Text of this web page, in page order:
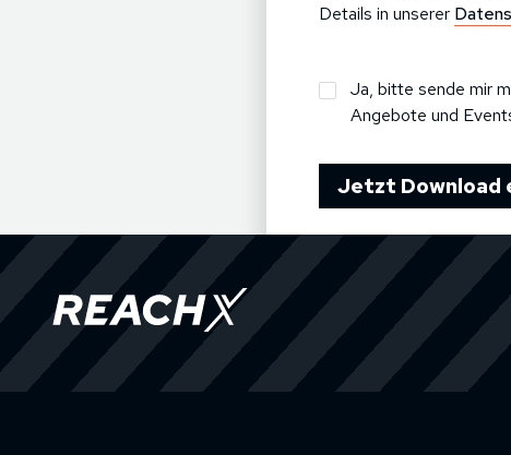
Details in unserer
Dein
Download
Mail
und
noch
viel
mehr:
*
Ja, bitte sende mir
Angebote und
Jetzt Download